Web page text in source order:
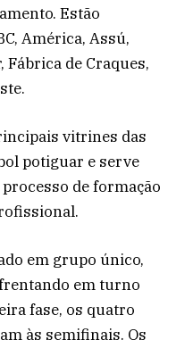
Estão
América, Assú,
de Craques,
vitrines das
potiguar e serve
de formação
em grupo único,
em turno
fase, os quatro
às semifinais. Os